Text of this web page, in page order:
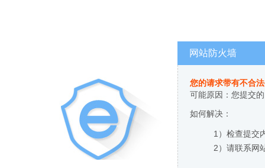
网站防火墙
您的请求带有不合
可能原因：您提交
如何解决：
1）检查提交
2）请联系网